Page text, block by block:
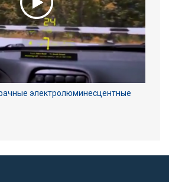
электролюминесцентные